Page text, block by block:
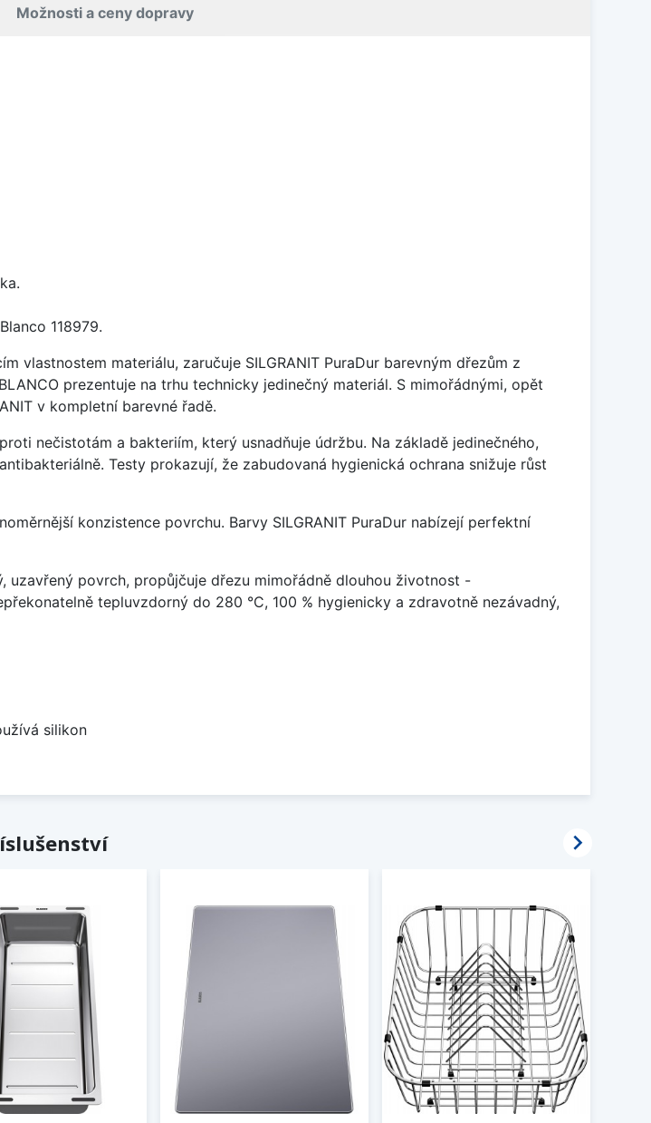
Možnosti a ceny dopravy
118979.
vlastnostem materiálu, zaručuje SILGRANIT PuraDur barevným dřezům z
prezentuje na trhu technicky jedinečný materiál. S mimořádnými, opět
v kompletní barevné řadě.
nečistotám a bakteriím, který usnadňuje údržbu. Na základě jedinečného,
Testy prokazují, že zabudovaná hygienická ochrana snižuje růst
konzistence povrchu. Barvy SILGRANIT PuraDur nabízejí perfektní
uzavřený povrch, propůjčuje dřezu mimořádně dlouhou životnost -
tepluvzdorný do 280 °C, 100 % hygienicky a zdravotně nezávadný,
silikon
